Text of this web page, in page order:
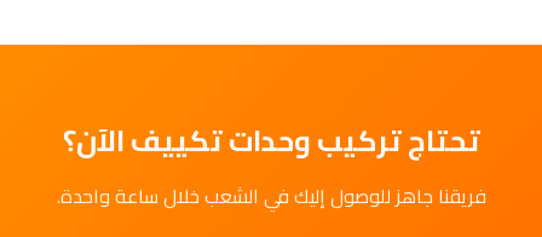
تحتاج تركيب وحدات تكييف الآن؟
فريقنا جاهز للوصول إليك في الشعب خلال ساعة واحدة.